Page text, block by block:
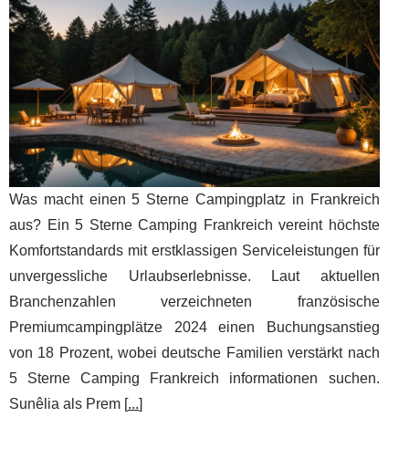
Was macht einen 5 Sterne Campingplatz in Frankreich
aus? Ein 5 Sterne Camping Frankreich vereint höchste
Komfortstandards mit erstklassigen Serviceleistungen für
unvergessliche Urlaubserlebnisse. Laut aktuellen
Branchenzahlen verzeichneten französische
Premiumcampingplätze 2024 einen Buchungsanstieg
von 18 Prozent, wobei deutsche Familien verstärkt nach
5 Sterne Camping Frankreich informationen suchen.
Sunêlia als Prem [...]